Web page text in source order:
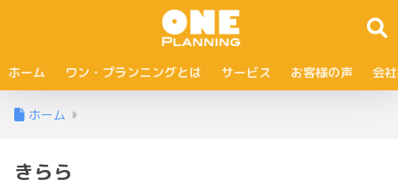
ホーム ワン・プランニングとは サービス お客様の声 会
ホーム
きらら